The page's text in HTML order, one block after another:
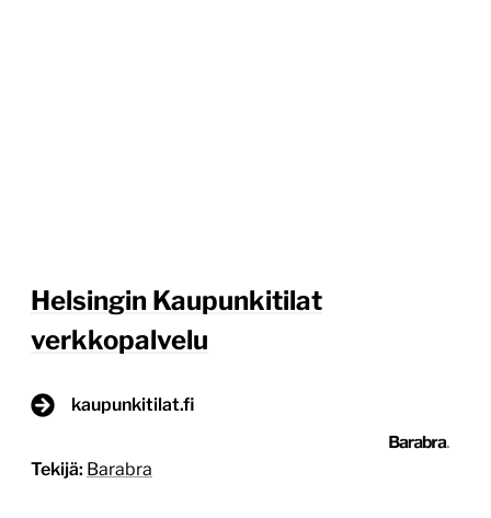
Helsingin Kaupunkitilat
verkkopalvelu
kaupunkitilat.fi
Tekijä: Barabra